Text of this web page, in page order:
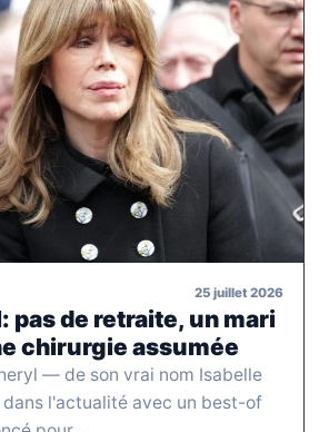
25 juillet 2026
pas de retraite, un mari
chirurgie assumée
— de son vrai nom Isabelle
l'actualité avec un best-of